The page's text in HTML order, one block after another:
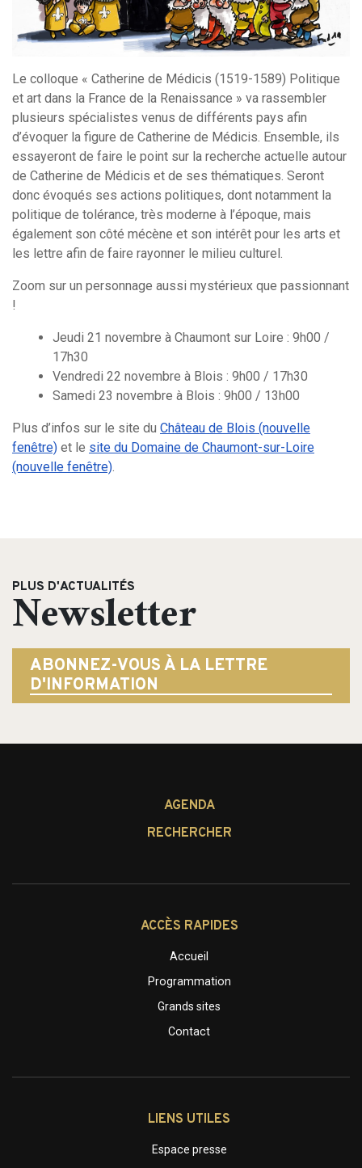
Le colloque « Catherine de Médicis (1519-1589) Politique
et art dans la France de la Renaissance » va rassembler
plusieurs spécialistes venus de différents pays afin
d’évoquer la figure de Catherine de Médicis. Ensemble, ils
essayeront de faire le point sur la recherche actuelle autour
de Catherine de Médicis et de ses thématiques. Seront
donc évoqués ses actions politiques, dont notamment la
politique de tolérance, très moderne à l’époque, mais
également son côté mécène et son intérêt pour les arts et
les lettre afin de faire rayonner le milieu culturel.
Zoom sur un personnage aussi mystérieux que passionnant
!
Jeudi 21 novembre à Chaumont sur Loire : 9h00 /
17h30
Vendredi 22 novembre à Blois : 9h00 / 17h30
Samedi 23 novembre à Blois : 9h00 / 13h00
Plus d’infos sur le site du Château de Blois (nouvelle
fenêtre) et le site du Domaine de Chaumont-sur-Loire
(nouvelle fenêtre)
PLUS D'ACTUALITÉS
Newsletter
ABONNEZ-VOUS À LA LETTRE
D'INFORMATION
AGENDA
RECHERCHER
ACCÈS RAPIDES
Accueil
Programmation
Grands sites
Contact
LIENS UTILES
Espace presse
Search